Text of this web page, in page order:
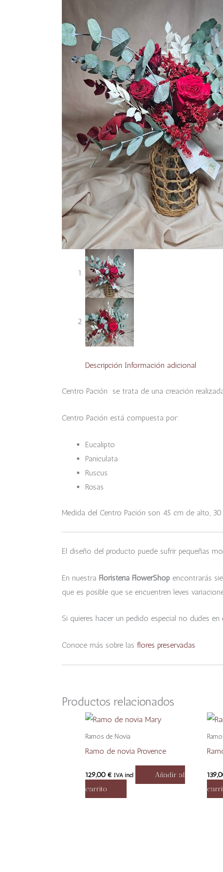
Descripción Información adicional
Centro Pación se trata de una creación
Centro Pación está compuesta por:
Eucalipto
Paniculata
Ruscus
Rosas
Medida del Centro Pación son 45 cm de alto,
El diseño del producto puede sufrir pequeñas
En nuestra Floristería FlowerShopencontrarás
que es posible que se encuentren leves
Si quieres hacer un pedido especial no dudes en
Conoce más sobre las flores preservadas
Productos relacionados
Ramos de Novia
Ramo de novia Provence
129,00 € IVA incl
Añadir al
carrito